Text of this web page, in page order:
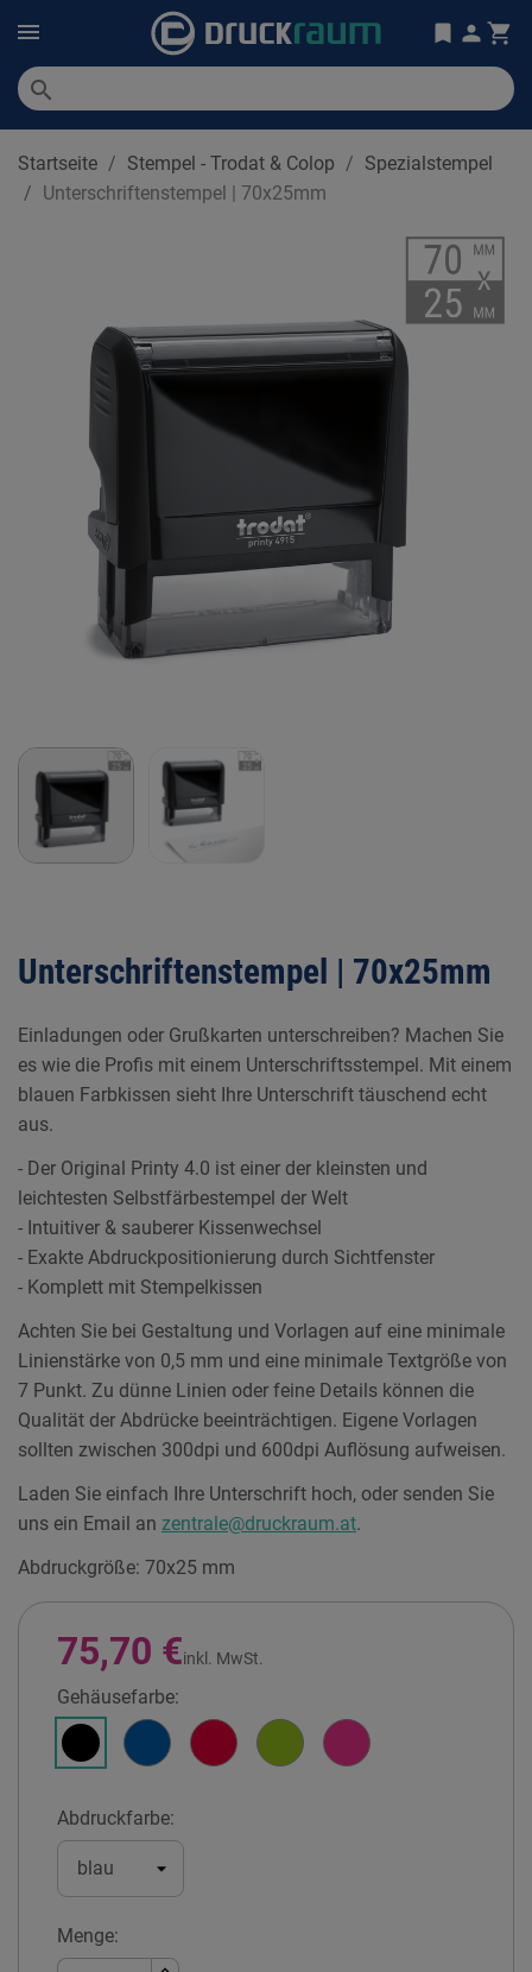
search
Startseite Stempel - Trodat & Colop
Spezialstempel
Unterschriftenstempel | 70x25mm
Unterschriftenstempel | 70x25mm
Einladungen oder Grußkarten unterschreiben? Machen Sie
es wie die Profis mit einem Unterschriftsstempel. Mit einem
blauen Farbkissen sieht Ihre Unterschrift täuschend echt
aus.
- Der Original Printy 4.0 ist einer der kleinsten und
leichtesten Selbstfärbestempel der Welt
- Intuitiver & sauberer Kissenwechsel
- Exakte Abdruckpositionierung durch Sichtfenster
- Komplett mit Stempelkissen
Achten Sie bei Gestaltung und Vorlagen auf eine minimale
Linienstärke von 0,5 mm und eine minimale Textgröße von
7 Punkt. Zu dünne Linien oder feine Details können die
Qualität der Abdrücke beeinträchtigen. Eigene Vorlagen
sollten zwischen 300dpi und 600dpi Auflösung aufweisen.
Laden Sie einfach Ihre Unterschrift hoch, oder senden Sie
uns ein Email an zentrale@druckraum.at.
Abdruckgröße: 70x25 mm
75,70 €inkl. MwSt.
Gehäusefarbe:
Schwarz HimmelblauFeuerrot ApfelgrünFuchsiapink
Abdruckfarbe:
Menge: